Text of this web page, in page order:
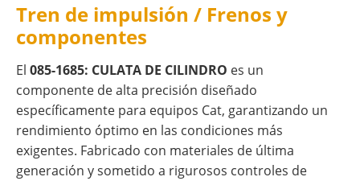
Tren de impulsión / Frenos y
componentes
El 085-1685: CULATA DE CILINDRO es un
componente de alta precisión diseñado
específicamente para equipos Cat, garantizando un
rendimiento óptimo en las condiciones más
exigentes. Fabricado con materiales de última
generación y sometido a rigurosos controles de